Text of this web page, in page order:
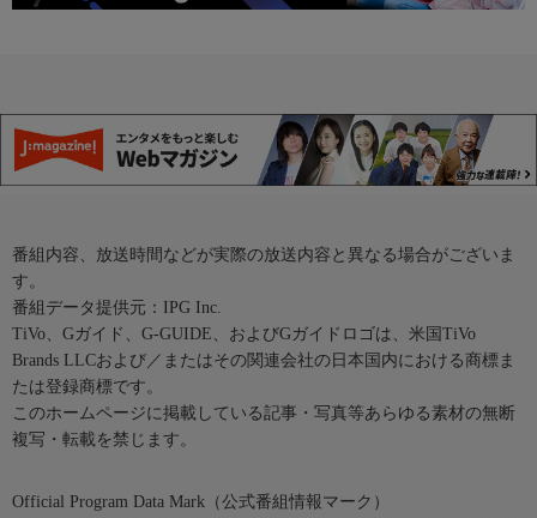
番組内容、放送時間などが実際の放送内容と異なる場合がございま
す。
番組データ提供元：IPG Inc.
TiVo、Gガイド、G-GUIDE、およびGガイドロゴは、米国TiVo
Brands LLCおよび／またはその関連会社の日本国内における商標ま
たは登録商標です。
このホームページに掲載している記事・写真等あらゆる素材の無断
複写・転載を禁じます。
Official Program Data Mark（公式番組情報マーク）